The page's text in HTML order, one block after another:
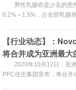
男性乳腺癌是少见的恶
0.2%～1.5%，占全部乳腺
的差异，女性罹患乳腺癌
【行业动态】：
将合并成为亚洲最
2020年10月12日，亚
PPC佳生集团宣布，将合